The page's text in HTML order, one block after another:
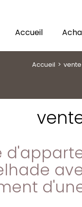
Accueil
Accueil